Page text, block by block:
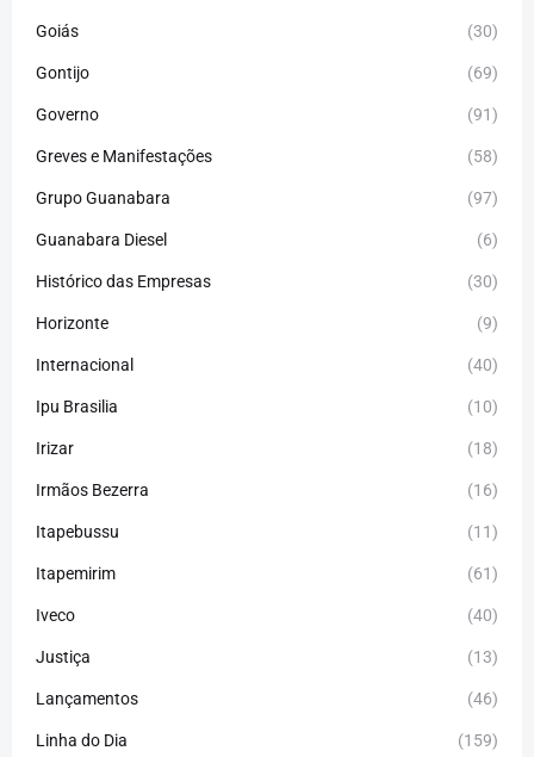
Goiás (30)
Gontijo (69)
Governo (91)
Greves e Manifestações (58)
Grupo Guanabara (97)
Guanabara Diesel (6)
Histórico das Empresas (30)
Horizonte (9)
Internacional (40)
Ipu Brasilia (10)
Irizar (18)
Irmãos Bezerra (16)
Itapebussu (11)
Itapemirim (61)
Iveco (40)
Justiça (13)
Lançamentos (46)
Linha do Dia (159)